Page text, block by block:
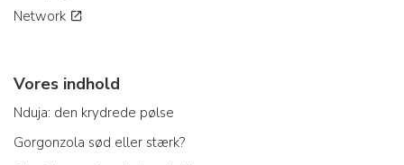
Network
Vores indhold
Nduja: den krydrede pølse
Gorgonzola sød eller stærk?